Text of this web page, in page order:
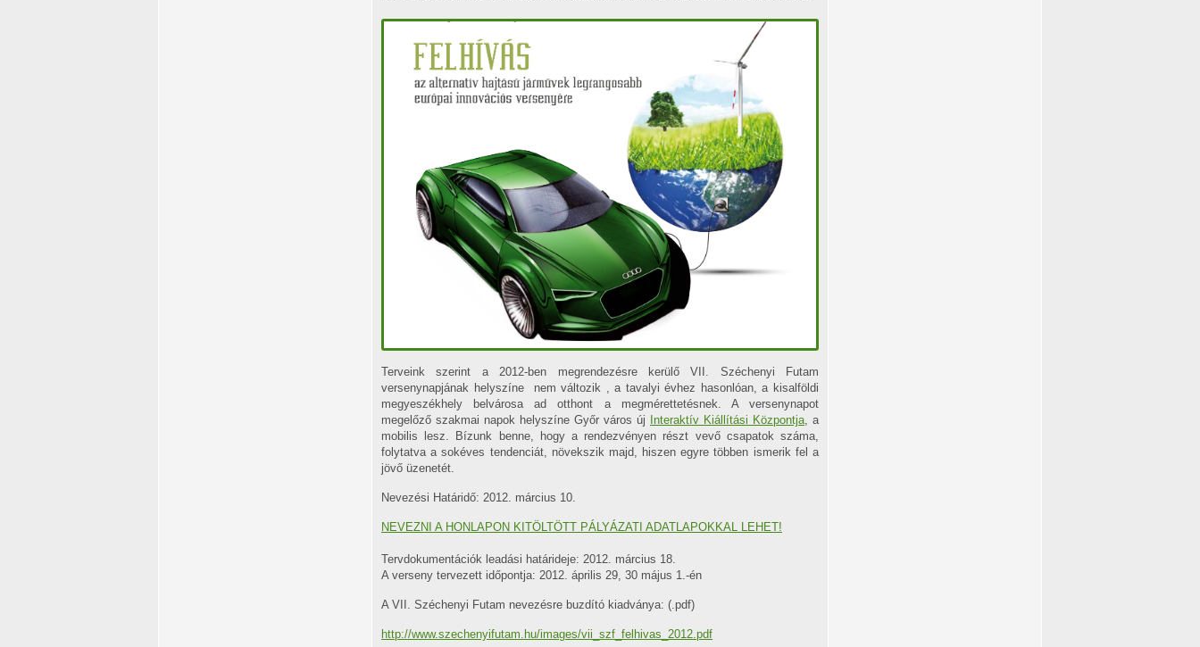
Terveink szerint a 2012-ben megrendezésre kerülő VII. Széchenyi Futam
versenynapjának helyszíne nem változik , a tavalyi évhez hasonlóan, a kisalföldi
megyeszékhely belvárosa ad otthont a megmérettetésnek. A versenynapot
megelőző szakmai napok helyszíne Győr város új
Interaktív Kiállítási Központja, a
mobilis lesz. Bízunk benne, hogy a rendezvényen részt vevő csapatok száma,
folytatva a sokéves tendenciát, növekszik majd, hiszen egyre többen ismerik fel a
jövő üzenetét.
Nevezési Határidő: 2012. március 10.
NEVEZNI A HONLAPON KITÖLTÖTT PÁLYÁZATI ADATLAPOKKAL LEHET!
Tervdokumentációk leadási határideje: 2012. március 18.
A verseny tervezett időpontja: 2012. április 29, 30 május 1.-én
A VII. Széchenyi Futam nevezésre buzdító kiadványa: (.pdf)
http://www.szechenyifutam.hu/images/vii_szf_felhivas_2012.pdf